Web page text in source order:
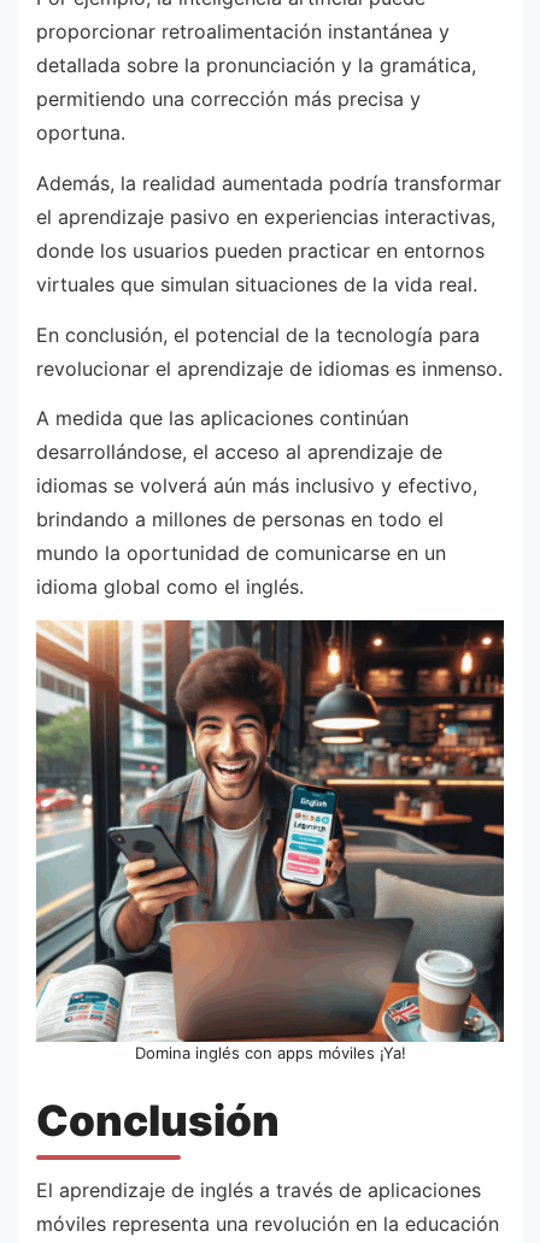
proporcionar retroalimentación instantánea y
detallada sobre la pronunciación y la gramática,
permitiendo una corrección más precisa y
oportuna.
Además, la realidad aumentada podría transformar
el aprendizaje pasivo en experiencias interactivas,
donde los usuarios pueden practicar en entornos
virtuales que simulan situaciones de la vida real.
En conclusión, el potencial de la tecnología para
revolucionar el aprendizaje de idiomas es inmenso.
A medida que las aplicaciones continúan
desarrollándose, el acceso al aprendizaje de
idiomas se volverá aún más inclusivo y efectivo,
brindando a millones de personas en todo el
mundo la oportunidad de comunicarse en un
idioma global como el inglés.
Domina inglés con apps móviles ¡Ya!
Conclusión
El aprendizaje de inglés a través de aplicaciones
móviles representa una revolución en la educación